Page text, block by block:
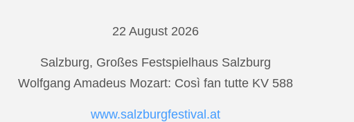
22 August 2026
Salzburg, Großes Festspielhaus Salzburg
Wolfgang Amadeus Mozart: Così fan tutte KV 588
www.salzburgfestival.at